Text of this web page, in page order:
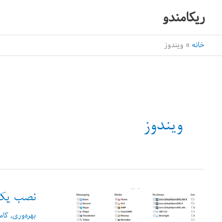
محتوا
ریکامندو
خانه ویندوز
ویندوز
نصب
بهره‌وری,